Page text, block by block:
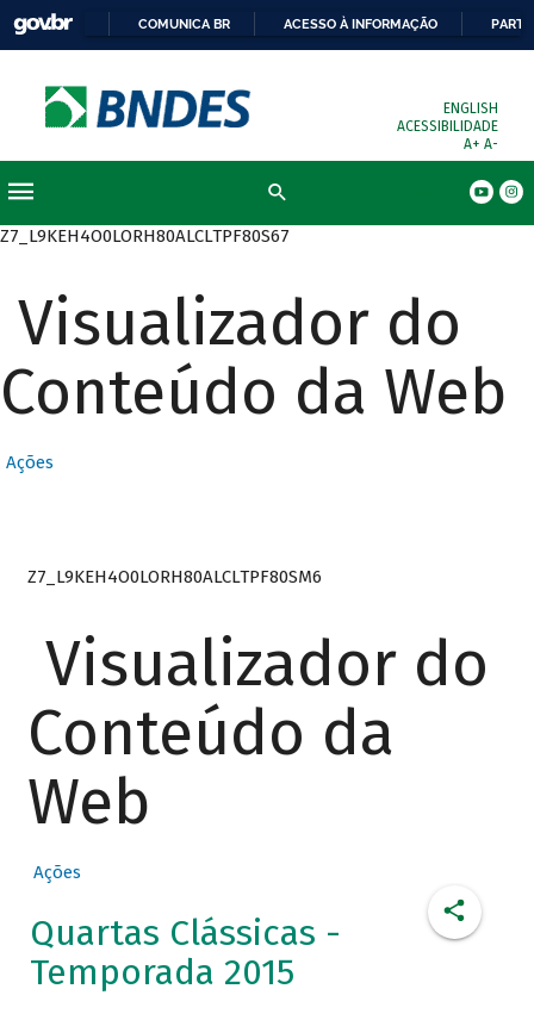
COMUNICA BR ACESSO À INFORMAÇÃO
ENGLISH
ACESSIBILIDADE
A+ A-
Z7_L9KEH4O0LORH80ALCLTPF80S67
Visualizador do
Conteúdo da Web
Ações
Z7_L9KEH4O0LORH80ALCLTPF80SM6
Visualizador do
Conteúdo da
Web
Ações
Quartas Clássicas -
Temporada 2015